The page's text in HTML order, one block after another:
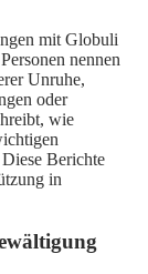
mit Globuli
nennen
Unruhe,
oder
wie
Berichte
in